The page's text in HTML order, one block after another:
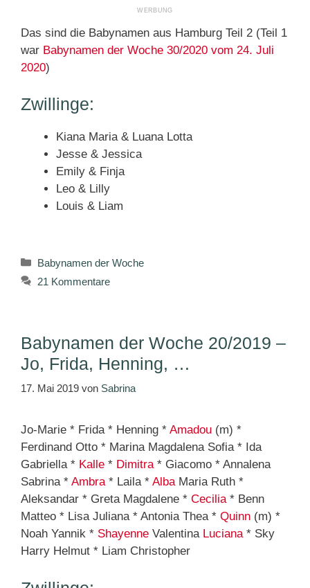
Das sind die Babynamen aus Hamburg Teil 2 (Teil 1
war Babynamen der Woche 30/2020 vom 24. Juli
2020)
Zwillinge:
Kiana Maria & Luana Lotta
Jesse & Jessica
Emily & Finja
Leo & Lilly
Louis & Liam
Kategorien
Babynamen der Woche
21 Kommentare
Babynamen der Woche 20/2019 –
Jo, Frida, Henning, …
17. Mai 2019 von Sabrina
Jo-Marie * Frida * Henning * Amadou (m) *
Ferdinand Otto * Marina Magdalena Sofia * Ida
Gabriella * Kalle * Dimitra* Giacomo * Annalena
Sabrina * Ambra* Laila * AlbaMaria Ruth *
Aleksandar * Greta Magdalene * Cecilia* Benn
Matteo * Lisa Juliana * Antonia Thea * Quinn (m) *
Noah Yannik * Shayenne Valentina Luciana* Sky
Harry Helmut * Liam Christopher